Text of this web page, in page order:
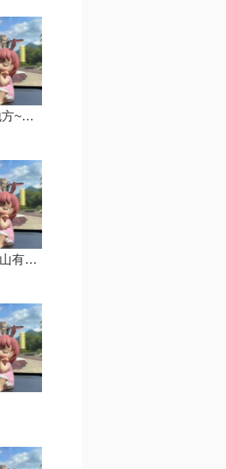
T~心云【（他方~林志颖篇）】
不要慌太阳下山有月光